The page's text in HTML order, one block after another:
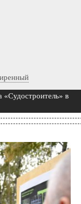
«Судостроитель» в